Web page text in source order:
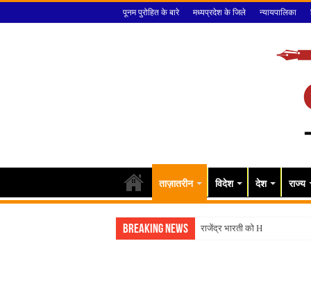
पूनम पुरोहित के बारे मध्यप्रदेश के जिले न्यायपालिका
ताज़ातरीन विदेश देश राज्य
Breaking News राजेंद्र भारती को HC से झटका,